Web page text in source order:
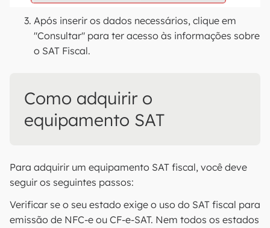
Após inserir os dados necessários, clique em
"Consultar" para ter acesso às informações sobre
o SAT Fiscal.
Como adquirir o
equipamento SAT
Para adquirir um equipamento SAT fiscal, você deve
seguir os seguintes passos:
Verificar se o seu estado exige o uso do SAT fiscal para
emissão de NFC-e ou CF-e-SAT. Nem todos os estados